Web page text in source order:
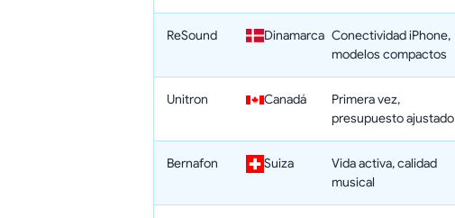
ReSound Dinamarca Conectividad iPhone,
modelos compactos
Unitron Canadá
Primera vez,
presupuesto ajustado
Bernafon Suiza
Vida activa, calidad
musical